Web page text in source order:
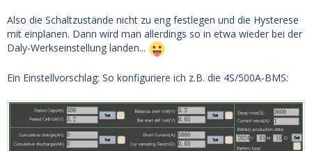
Also die Schaltzustände nicht zu eng festlegen und die Hysterese
mit einplanen. Dann wird man allerdings so in etwa wieder bei der
Daly-Werkseinstellung landen...
Ein Einstellvorschlag: So konfiguriere ich z.B. die 4S/500A-BMS: